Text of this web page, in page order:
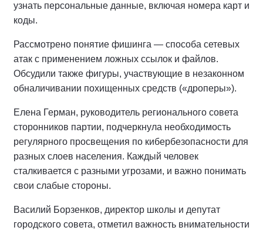
узнать персональные данные, включая номера карт и
коды.
Рассмотрено понятие фишинга — способа сетевых
атак с применением ложных ссылок и файлов.
Обсудили также фигуры, участвующие в незаконном
обналичивании похищенных средств («дроперы»).
Елена Герман, руководитель регионального совета
сторонников партии, подчеркнула необходимость
регулярного просвещения по кибербезопасности для
разных слоев населения. Каждый человек
сталкивается с разными угрозами, и важно понимать
свои слабые стороны.
Василий Борзенков, директор школы и депутат
городского совета, отметил важность внимательности